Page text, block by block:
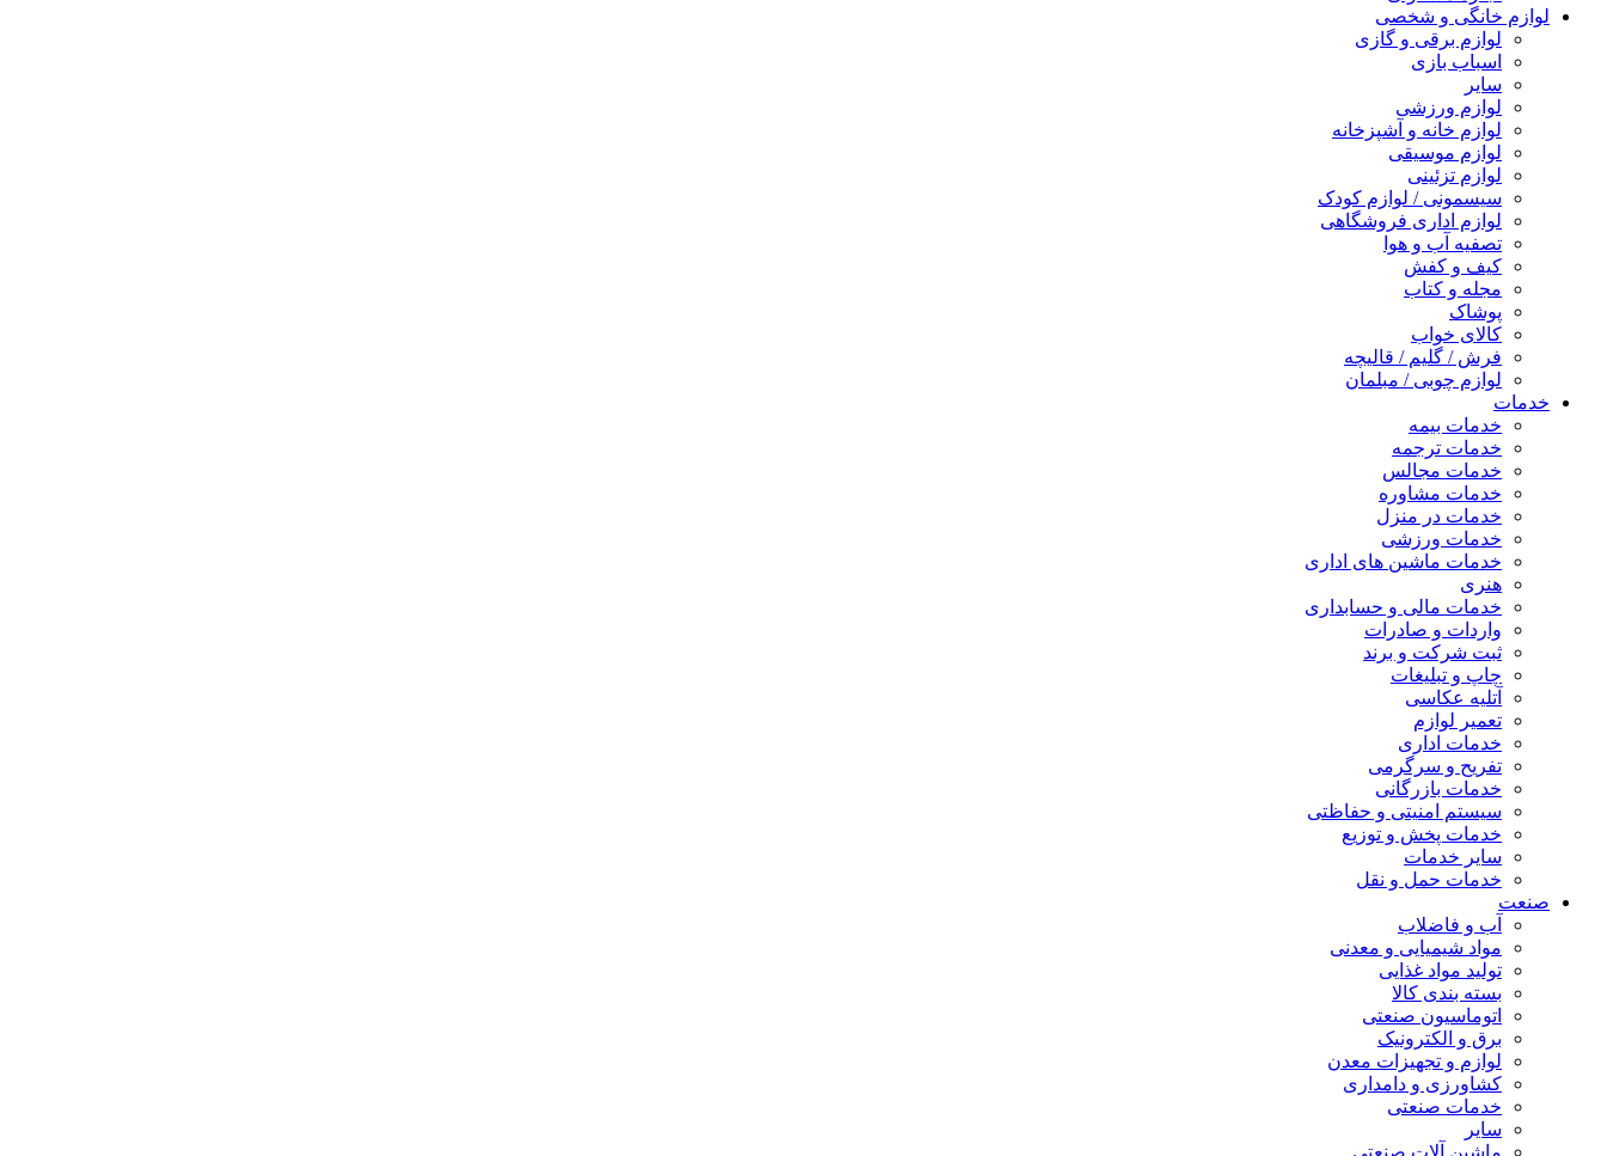
لوازم خانگی و شخصی
لوازم برقی و گازی
اسباب بازی
سایر
لوازم ورزشی
لوازم خانه و آشپزخانه
لوازم موسیقی
لوازم تزئینی
سیسمونی / لوازم کودک
لوازم اداری فروشگاهی
تصفیه آب و هوا
کیف و کفش
مجله و کتاب
پوشاک
کالای خواب
فرش / گلیم / قالیچه
لوازم چوبی / مبلمان
خدمات
خدمات بیمه
خدمات ترجمه
خدمات مجالس
خدمات مشاوره
خدمات در منزل
خدمات ورزشی
خدمات ماشین های اداری
هنری
خدمات مالی و حسابداری
واردات و صادرات
ثبت شرکت و برند
چاپ و تبلیغات
آتلیه عکاسی
تعمیر لوازم
خدمات اداری
تفریح و سرگرمی
خدمات بازرگانی
سیستم امنیتی و حفاظتی
خدمات پخش و توزیع
سایر خدمات
خدمات حمل و نقل
صنعت
آب و فاضلاب
مواد شیمیایی و معدنی
تولید مواد غذایی
بسته بندی کالا
اتوماسیون صنعتی
برق و الکترونیک
لوازم و تجهیزات معدن
کشاورزی و دامداری
خدمات صنعتی
سایر